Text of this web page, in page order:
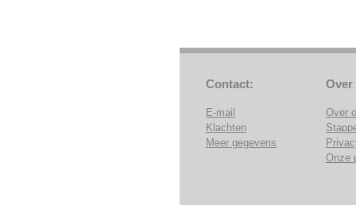
Contact:
E-mail
Klachten
Meer gegevens
Over
Over
Onze